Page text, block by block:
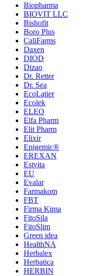
Biopharma
BIOVIT LLC
Bishofit
Boro Plus
CaliFarms
Daxen
DIOD
Dizao
Dr. Retter
Dr. Sea
EcoLatier
Ecolek
ELEO
Elfa Pharm
Elit Pharm
Elixir
Epigemic®
EREXAN
Estvita
EU
Evalar
Farmakom
FBT
Firma Kima
FitoSila
FitoSlim
Green idea
HealthNA
Herbalex
Herbatica
HERBIN